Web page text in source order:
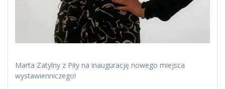
Marta Zatylny z Piły na inaugurację nowego miejsca
wystawienniczego!